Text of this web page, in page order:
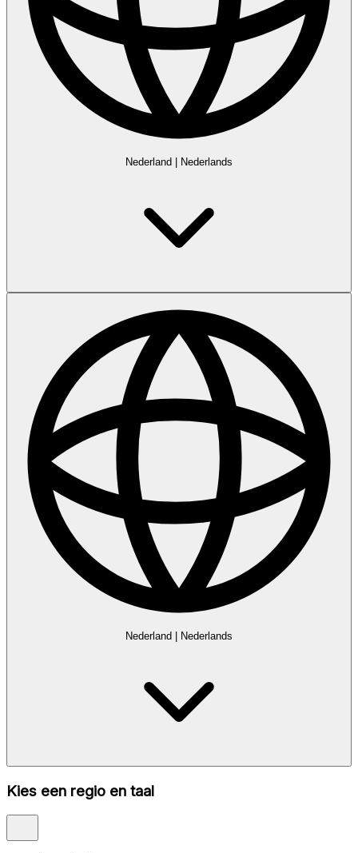
Nederland Nederlands
Nederland Nederlands
Kies een regio en taal